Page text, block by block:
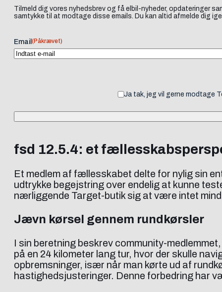
Tilmeld dig vores nyhedsbrev og få elbil-nyheder, opdateringer
samtykke til at modtage disse emails. Du kan altid afmelde dig
Email (Påkrævet)
Ja tak, jeg vil gerne modtage
fsd 12.5.4: et
Et medlem af fællesskabet delte for nylig sin
udtrykke begejstring over endelig at kunne
nærliggende Target-butik sig at være intet
Jævn kørsel gennem rundkørsler
I sin beretning beskrev community-
på en 24 kilometer lang tur, hvor der skulle
opbremsninger, især når man kørte ud af
hastighedsjusteringer. Denne forbedring har